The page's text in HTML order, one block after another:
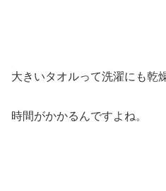
大きいタオルって洗濯にも乾
時間がかかるんですよね。